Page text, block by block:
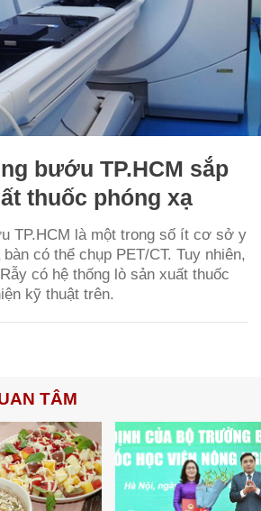
bướu TP.HCM sắp
thuốc phóng xạ
TP.HCM là một trong số ít cơ sở y
có thể chụp PET/CT. Tuy nhiên,
có hệ thống lò sản xuất thuốc
kỹ thuật trên.
TÂM